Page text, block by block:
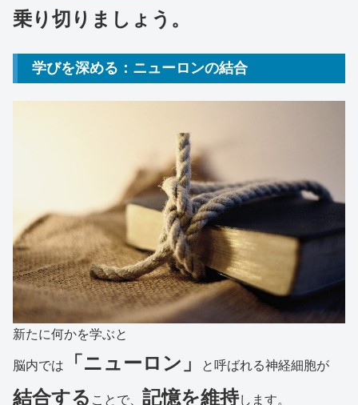
乗り切りましょう。
学びを深める：ニューロンの結合
新たに何かを学ぶと
脳内では 「ニューロン」 と呼ばれる神経細胞が
結合する ことで、 記憶を維持します。